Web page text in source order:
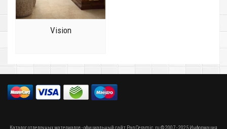
Vision
Каталог отделочных материалов - официальный сайт PanCeramic.ru © 2007 - 2025 Информация